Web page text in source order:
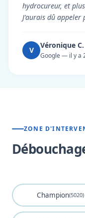
hydrocureur, et
J'aurais dû appeler
V
Véronique C.
Google — il y a
ZONE
Champion(5020)